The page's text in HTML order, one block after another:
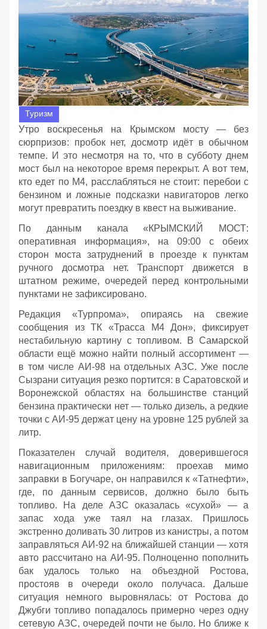
Туризм
Утро воскресенья на Крымском мосту — без
сюрпризов: пробок нет, досмотр идёт в обычном
темпе. И это несмотря на то, что в субботу днем
мост был на некоторое время перекрыт. А вот тем,
кто едет по М4, расслабляться не стоит: перебои с
бензином и ложные подсказки навигаторов легко
могут превратить поездку в квест на выживание.
По данным канала «КРЫМСКИЙ МОСТ:
оперативная информация», на 09:00 с обеих
сторон моста затруднений в проезде к пунктам
ручного досмотра нет. Транспорт движется в
штатном режиме, очередей перед контрольными
пунктами не зафиксировано.
Редакция «Турпрома», опираясь на свежие
сообщения из ТК «Трасса М4 Дон», фиксирует
нестабильную картину с топливом. В Самарской
области ещё можно найти полный ассортимент —
в том числе АИ‑98 на отдельных АЗС. Уже после
Сызрани ситуация резко портится: в Саратовской и
Воронежской областях на большинстве станций
бензина практически нет — только дизель, а редкие
точки с АИ‑95 держат цену на уровне 125 рублей за
литр.
Показателен случай водителя, доверившегося
навигационным приложениям: проехав мимо
заправки в Богучаре, он направился к «Татнефти»,
где, по данным сервисов, должно было быть
топливо. На деле АЗС оказалась «сухой» — а
запас хода уже таял на глазах. Пришлось
экстренно доливать 30 литров из канистры, а потом
заправляться АИ‑92 на ближайшей станции — хотя
авто рассчитано на АИ‑95. Полноценно пополнить
бак удалось только на объездной Ростова,
простояв в очереди около получаса. Дальше
ситуация немного выровнялась: от Ростова до
Джубги топливо попадалось примерно через одну
сетевую АЗС, очередей почти не было. Но ближе к